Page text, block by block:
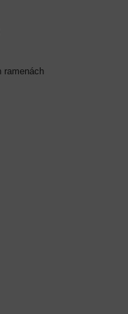
ramenách